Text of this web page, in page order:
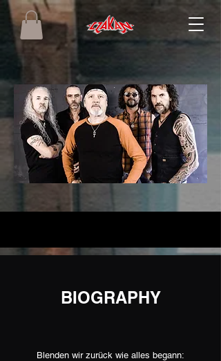
BIOGRAPHY
Blenden wir zurück wie alles begann: